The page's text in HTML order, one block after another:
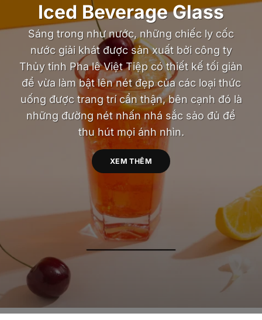
Iced Beverage Glass
Sáng trong như nước, những chiếc ly cốc
nước giải khát được sản xuất bởi công ty
Thủy tinh Pha lê Việt Tiệp có thiết kế tối giản
để vừa làm bật lên nét đẹp của các loại thức
uống được trang trí cẩn thận, bên cạnh đó là
những đường nét nhấn nhá sắc sảo đủ để
thu hút mọi ánh nhìn.
XEM THÊM